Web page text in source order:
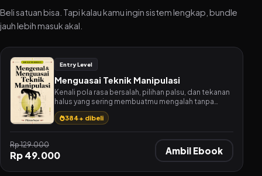
Beli satuan bisa. Tapi kalau kamu ingin sistem lengkap, bundle
jauh lebih masuk akal.
Entry Level
Menguasai Teknik Manipulasi
Kenali pola rasa bersalah, pilihan palsu, dan tekanan
halus yang sering membuatmu mengalah tanpa
sadar.
384+ dibeli
Rp 129.000
Rp 49.000 Ambil Ebook